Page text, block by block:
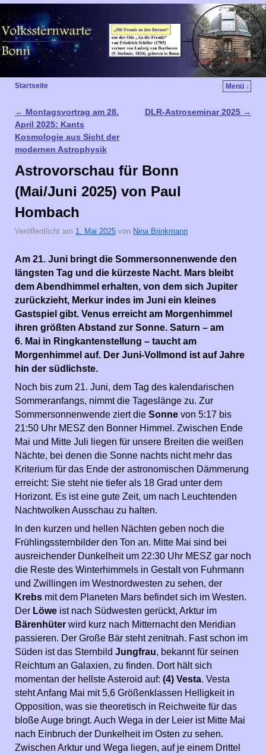
Startseite Menü ↓
Artikelnavigation
← Montagsvortrag am 28.
April 2025: Kants
Kosmologie aus Sicht der
modernen Astrophysik
DLR-Astroseminar 2025 →
Astrovorschau für Bonn
(Mai/Juni 2025) von Paul
Hombach
Veröffentlicht am 1. Mai 2025 von Nina Brinkmann
Am 21. Juni bringt die Sommersonnenwende den
längsten Tag und die kürzeste Nacht. Mars bleibt
dem Abendhimmel erhalten, von dem sich Jupiter
zurückzieht, Merkur indes im Juni ein kleines
Gastspiel gibt. Venus erreicht am Morgenhimmel
ihren größten Abstand zur Sonne. Saturn – am
6. Mai in Ringkantenstellung – taucht am
Morgenhimmel auf. Der Juni-Vollmond ist auf Jahre
hin der südlichste.
Noch bis zum 21. Juni, dem Tag des kalendarischen
Sommeranfangs, nimmt die Tageslänge zu. Zur
Sommersonnenwende ziert die Sonne von 5:17 bis
21:50 Uhr MESZ den Bonner Himmel. Zwischen Ende
Mai und Mitte Juli liegen für unsere Breiten die weißen
Nächte, bei denen die Sonne nachts nicht mehr das
Kriterium für das Ende der astronomischen Dämmerung
erreicht: Sie steht nie tiefer als 18 Grad unter dem
Horizont. Es ist eine gute Zeit, um nach Leuchtenden
Nachtwolken Ausschau zu halten.
In den kurzen und hellen Nächten geben noch die
Frühlingssternbilder den Ton an. Mitte Mai sind bei
ausreichender Dunkelheit um 22:30 Uhr MESZ gar noch
die Reste des Winterhimmels in Gestalt von Fuhrmann
und Zwillingen im Westnordwesten zu sehen, der
Krebs mit dem Planeten Mars befindet sich im Westen.
Der Löwe ist nach Südwesten gerückt, Arktur im
Bärenhüter wird kurz nach Mitternacht den Meridian
passieren. Der Große Bär steht zenitnah. Fast schon im
Süden ist das Sternbild Jungfrau, bekannt für seinen
Reichtum an Galaxien, zu finden. Dort hält sich
momentan der hellste Asteroid auf: (4) Vesta. Vesta
steht Anfang Mai mit 5,6 Größenklassen Helligkeit in
Opposition, was sie theoretisch in Reichweite für das
bloße Auge bringt. Auch Wega in der Leier ist Mitte Mai
nach Einbruch der Dunkelheit im Osten zu sehen.
Zwischen Arktur und Wega liegen, auf je einem Drittel